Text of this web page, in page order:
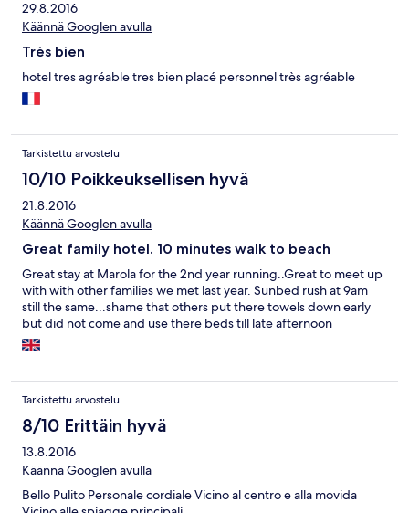
29.8.2016
Käännä Googlen avulla
Très bien
hotel tres agréable tres bien placé personnel très agréable
Tarkistettu arvostelu
10/10 Poikkeuksellisen hyvä
21.8.2016
Käännä Googlen avulla
Great family hotel. 10 minutes walk to beach
Great stay at Marola for the 2nd year running..Great to meet up
with with other families we met last year. Sunbed rush at 9am
still the same...shame that others put there towels down early
but did not come and use there beds till late afternoon
Tarkistettu arvostelu
8/10 Erittäin hyvä
13.8.2016
Käännä Googlen avulla
Bello Pulito Personale cordiale Vicino al centro e alla movida